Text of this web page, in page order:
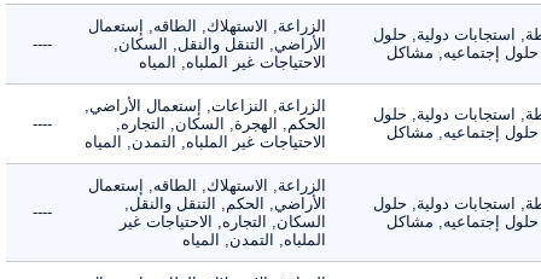
استجابات دولية, حلول
إجتماعيه, مشاكل
الزراعة, الاستهلاك, الطاقه, إستعمال
الأراضي, التنقل والنقل, السكان,
الاحتياجات غير الملباه, المياه
----
استجابات دولية, حلول
إجتماعيه, مشاكل
الزراعة, النزاعات, إستعمال الأراضي,
الحكم, الهجرة, السكان, التجاره,
الاحتياجات غير الملباه, التمدن, المياه
----
استجابات دولية, حلول
إجتماعيه, مشاكل
الزراعة, الاستهلاك, الطاقه, إستعمال
الأراضي, الحكم, التنقل والنقل,
السكان, التجاره, الاحتياجات غير
الملباه, التمدن, المياه
----